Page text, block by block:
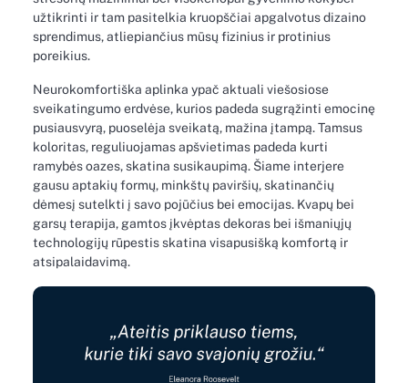
užtikrinti ir tam pasitelkia kruopščiai apgalvotus dizaino
sprendimus, atliepiančius mūsų fizinius ir protinius
poreikius.
Neurokomfortiška aplinka ypač aktuali viešosiose
sveikatingumo erdvėse, kurios padeda sugrąžinti emocinę
pusiausvyrą, puoselėja sveikatą, mažina įtampą. Tamsus
koloritas, reguliuojamas apšvietimas padeda kurti
ramybės oazes, skatina susikaupimą. Šiame interjere
gausu aptakių formų, minkštų paviršių, skatinančių
dėmesį sutelkti į savo pojūčius bei emocijas. Kvapų bei
garsų terapija, gamtos įkvėptas dekoras bei išmaniųjų
technologijų rūpestis skatina visapusišką komfortą ir
atsipalaidavimą.